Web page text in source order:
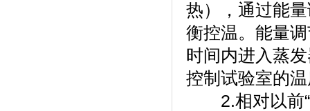
热），通过
衡控温。能
时间内进入蒸发
控制试验室的温度
2.相对以前“平